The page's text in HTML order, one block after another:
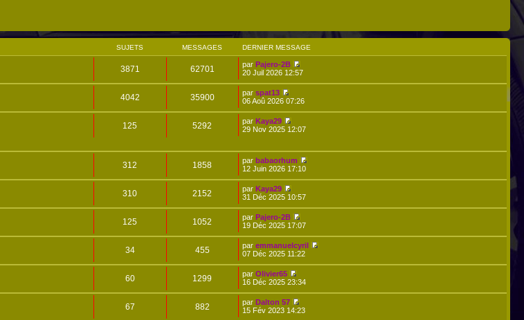
SUJETS MESSAGES DERNIER MESSAGE
3871 62701 parPajero-2B
20 Juil 2026 12:57
4042 35900 parspat13
06 Aoû 2026 07:26
125 5292 parKaya29
29 Nov 2025 12:07
312 1858 parbabaorhum
12 Juin 2026 17:10
310 2152 parKaya29
31 Déc 2025 10:57
125 1052 parPajero-2B
19 Déc 2025 17:07
34 455 paremmanuelcyril
07 Déc 2025 11:22
60 1299 parOlivier65
16 Déc 2025 23:34
67 882 parDalton 57
15 Fév 2023 14:23